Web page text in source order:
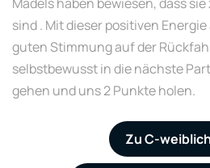
sind . Mit dieser positiven
guten Stimmung auf der
selbstbewusst in die nächste
gehen und uns 2 Punkte holen.
Zu C-weiblich